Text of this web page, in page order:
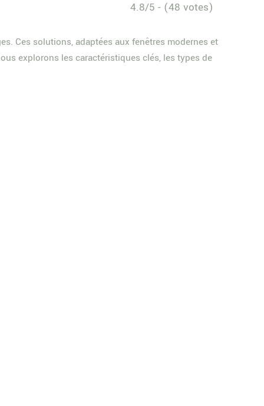
4.8/5 - (48 votes)
Ces solutions, adaptées aux fenêtres modernes et
explorons les caractéristiques clés, les types de